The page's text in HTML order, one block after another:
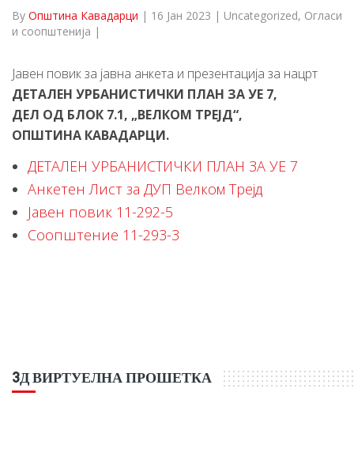
By Општина Кавадарци | 16 Јан 2023 | Uncategorized, Огласи
и соопштенија |
Јавен повик за јавна анкета и презентација за нацрт
ДЕТАЛЕН УРБАНИСТИЧКИ ПЛАН ЗА УЕ 7,
ДЕЛ ОД БЛОК 7.1, „ВЕЛКОМ ТРЕЈД“,
ОПШТИНА КАВАДАРЦИ.
ДЕТАЛЕН УРБАНИСТИЧКИ ПЛАН ЗА УЕ 7
Анкетен Лист за ДУП Велком Трејд
Јавен повик 11-292-5
Соопштение 11-293-3
3Д ВИРТУЕЛНА ПРОШЕТКА